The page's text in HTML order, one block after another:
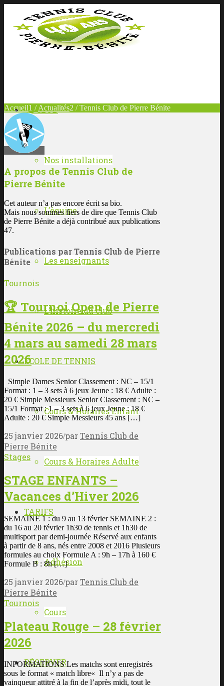
LE CLUB
Nos installations
L’équipe
Les enseignants
L’histoire du club
ÉCOLE DE TENNIS
Cours & Horaires Enfant
Cours & Horaires Adulte
TARIFS
Adhésion
Cours
RÉSERVER
Accueil1 / Actualités2 / Tennis Club de Pierre Bénite
A propos de Tennis Club de
Pierre Bénite
Cet auteur n’a pas encore écrit sa bio.
Mais nous sommes fiers de dire que Tennis Club
de Pierre Bénite a déjà contribué aux publications
47.
Publications par Tennis Club de Pierre
Bénite
Tournois
🏆 Tournoi Open de Pierre
Bénite 2026 – du mercredi
4 mars au samedi 28 mars
2026
Simple Dames Senior Classement : NC – 15/1
Format : 1 – 3 sets à 6 jeux Jeune : 18 € Adulte :
20 € Simple Messieurs Senior Classement : NC –
15/1 Format : 1 – 3 sets à 6 jeux Jeune : 18 €
Adulte : 20 € Simple Messieurs 45 ans […]
25 janvier 2026/parTennis Club de
Pierre Bénite
Stages
STAGE ENFANTS –
Vacances d’Hiver 2026
SEMAINE 1 : du 9 au 13 février SEMAINE 2 :
du 16 au 20 février 1h30 de tennis et 1h30 de
multisport par demi-journée Réservé aux enfants
à partir de 8 ans, nés entre 2008 et 2016 Plusieurs
formules au choix Formule A : 9h – 17h à 160 €
Formule B : 8h […]
25 janvier 2026/parTennis Club de
Pierre Bénite
Tournois
Plateau Rouge – 28 février
2026
INFORMATIONS Les matchs sont enregistrés
sous le format « match libre« Il n’y a pas de
vainqueur attitré à la fin de l’après midi, tout le